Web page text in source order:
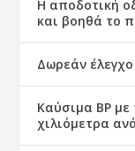
Η αποδοτική
και βοηθά το
Δωρεάν
Καύσιμα ΒΡ με
χιλιόμετρα